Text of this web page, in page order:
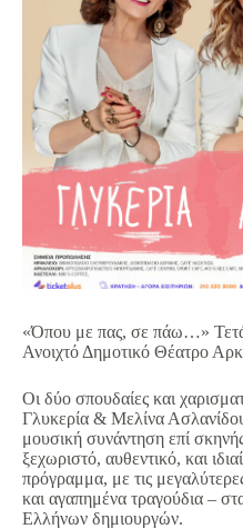
«Όπου με πας, σε πάω…»
Ανοιχτό Δημοτικό Θέατρο
Οι δύο σπουδαίες και
Γλυκερία & Μελίνα
μουσική συνάντηση επί
ξεχωριστό, αυθεντικό, και
πρόγραμμα, με τις
και αγαπημένα τραγούδια –
Ελλήνων δημιουργών.